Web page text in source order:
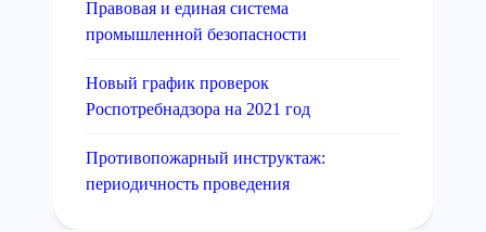
Правовая и единая система
промышленной безопасности
Новый график проверок
Роспотребнадзора на 2021 год
Противопожарный инструктаж:
периодичность проведения